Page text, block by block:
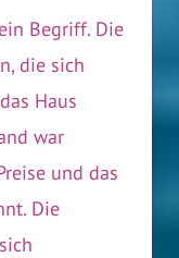
Begriff. Die
die sich
Haus
war
und das
Die